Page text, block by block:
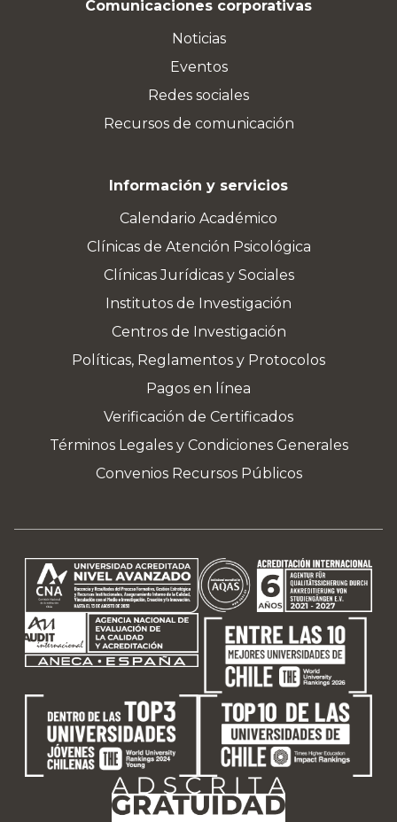
Comunicaciones corporativas
Noticias
Eventos
Redes sociales
Recursos de comunicación
Información y servicios
Calendario Académico
Clínicas de Atención Psicológica
Clínicas Jurídicas y Sociales
Institutos de Investigación
Centros de Investigación
Políticas, Reglamentos y Protocolos
Pagos en línea
Verificación de Certificados
Términos Legales y Condiciones Generales
Convenios Recursos Públicos